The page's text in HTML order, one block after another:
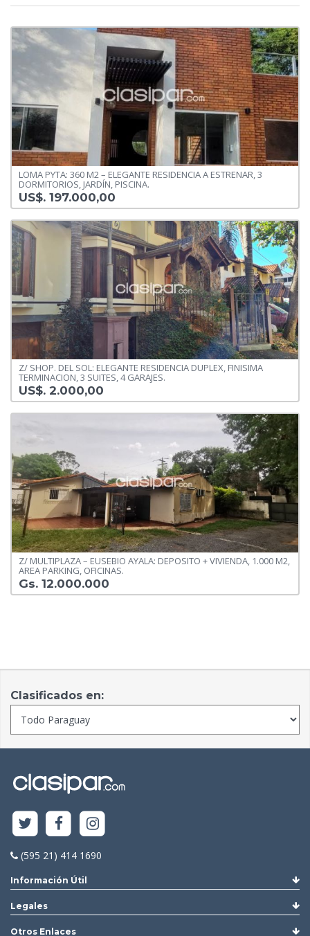
LOMA PYTA: 360 M2 – ELEGANTE RESIDENCIA A ESTRENAR, 3
DORMITORIOS, JARDÍN, PISCINA.
US$. 197.000,00
Z/ SHOP. DEL SOL: ELEGANTE RESIDENCIA DUPLEX, FINISIMA
TERMINACION, 3 SUITES, 4 GARAJES.
US$. 2.000,00
Z/ MULTIPLAZA – EUSEBIO AYALA: DEPOSITO + VIVIENDA, 1.000 M2,
AREA PARKING, OFICINAS.
Gs. 12.000.000
Clasificados en:
(595 21) 414 1690
Información Útil
Legales
Otros Enlaces